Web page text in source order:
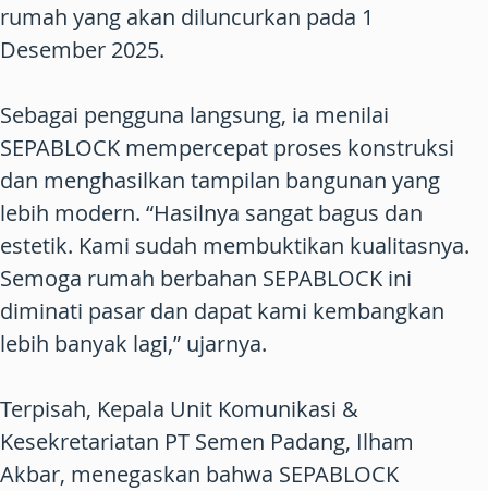
rumah yang akan diluncurkan pada 1
Desember 2025.
Sebagai pengguna langsung, ia menilai
SEPABLOCK mempercepat proses konstruksi
dan menghasilkan tampilan bangunan yang
lebih modern. “Hasilnya sangat bagus dan
estetik. Kami sudah membuktikan kualitasnya.
Semoga rumah berbahan SEPABLOCK ini
diminati pasar dan dapat kami kembangkan
lebih banyak lagi,” ujarnya.
Terpisah, Kepala Unit Komunikasi &
Kesekretariatan PT Semen Padang, Ilham
Akbar, menegaskan bahwa SEPABLOCK